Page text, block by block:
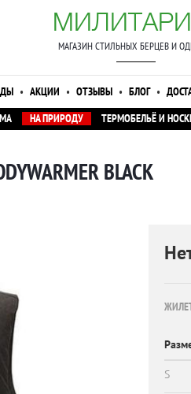
МИЛИТАРИ
МАГАЗИН СТИЛЬНЫХ БЕРЦЕВ И
• АКЦИИ • ОТЗЫВЫ • БЛОГ •
НА ПРИРОДУ ТЕРМОБЕЛЬЁ И
BLACK
ЖИЛЕТ
S